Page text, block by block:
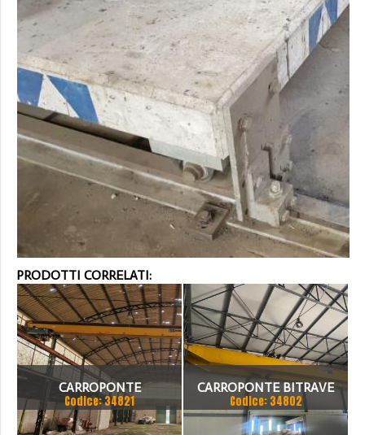
PRODOTTI CORRELATI:
CARROPONTE
MONOTRAVE DEMAG 5
Codice: 34821
CARROPONTE BITRAVE
MELONI 10 TON
Codice: 34802